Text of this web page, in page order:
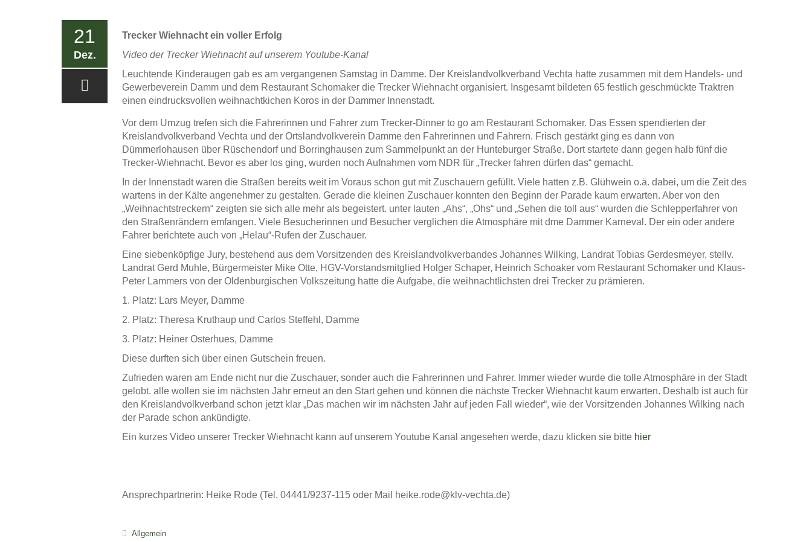
21
Dez.
Trecker Wiehnacht ein voller Erfolg
Video der Trecker Wiehnacht auf unserem Youtube-Kanal
Leuchtende Kinderaugen gab es am vergangenen Samstag in Damme. Der Kreislandvolkverband Vechta hatte zusammen mit dem Handels- und
Gewerbeverein Damm und dem Restaurant Schomaker die Trecker Wiehnacht organisiert. Insgesamt bildeten 65 festlich geschmückte Traktren
einen eindrucksvollen weihnachtkichen Koros in der Dammer Innenstadt.
Vor dem Umzug trefen sich die Fahrerinnen und Fahrer zum Trecker-Dinner to go am Restaurant Schomaker. Das Essen spendierten der
Kreislandvolkverband Vechta und der Ortslandvolkverein Damme den Fahrerinnen und Fahrern. Frisch gestärkt ging es dann von
Dümmerlohausen über Rüschendorf und Borringhausen zum Sammelpunkt an der Hunteburger Straße. Dort startete dann gegen halb fünf die
Trecker-Wiehnacht. Bevor es aber los ging, wurden noch Aufnahmen vom NDR für „Trecker fahren dürfen das“ gemacht.
In der Innenstadt waren die Straßen bereits weit im Voraus schon gut mit Zuschauern gefüllt. Viele hatten z.B. Glühwein o.ä. dabei, um die Zeit des
wartens in der Kälte angenehmer zu gestalten. Gerade die kleinen Zuschauer konnten den Beginn der Parade kaum erwarten. Aber von den
„Weihnachtstreckern“ zeigten sie sich alle mehr als begeistert. unter lauten „Ahs“, „Ohs“ und „Sehen die toll aus“ wurden die Schlepperfahrer von
den Straßenrändern emfangen. Viele Besucherinnen und Besucher verglichen die Atmosphäre mit dme Dammer Karneval. Der ein oder andere
Fahrer berichtete auch von „Helau“-Rufen der Zuschauer.
Eine siebenköpfige Jury, bestehend aus dem Vorsitzenden des Kreislandvolkverbandes Johannes Wilking, Landrat Tobias Gerdesmeyer, stellv.
Landrat Gerd Muhle, Bürgermeister Mike Otte, HGV-Vorstandsmitglied Holger Schaper, Heinrich Schoaker vom Restaurant Schomaker und Klaus-
Peter Lammers von der Oldenburgischen Volkszeitung hatte die Aufgabe, die weihnachtlichsten drei Trecker zu prämieren.
1. Platz: Lars Meyer, Damme
2. Platz: Theresa Kruthaup und Carlos Steffehl, Damme
3. Platz: Heiner Osterhues, Damme
Diese durften sich über einen Gutschein freuen.
Zufrieden waren am Ende nicht nur die Zuschauer, sonder auch die Fahrerinnen und Fahrer. Immer wieder wurde die tolle Atmosphäre in der Stadt
gelobt. alle wollen sie im nächsten Jahr erneut an den Start gehen und können die nächste Trecker Wiehnacht kaum erwarten. Deshalb ist auch für
den Kreislandvolkverband schon jetzt klar „Das machen wir im nächsten Jahr auf jeden Fall wieder“, wie der Vorsitzenden Johannes Wilking nach
der Parade schon ankündigte.
Ein kurzes Video unserer Trecker Wiehnacht kann auf unserem Youtube Kanal angesehen werde, dazu klicken sie bitte hier
Ansprechpartnerin: Heike Rode (Tel. 04441/9237-115 oder Mail heike.rode@klv-vechta.de)
Allgemein